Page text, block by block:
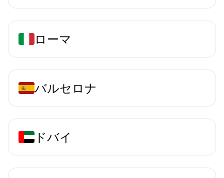
ローマ
バルセロナ
ドバイ